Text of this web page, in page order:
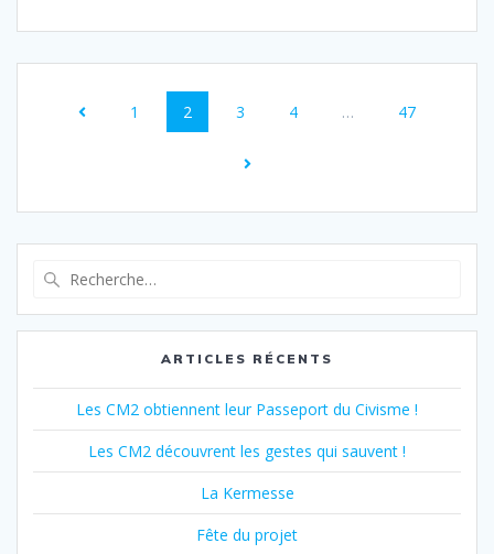
Navigation
des
articles
Page
1 Page
2 Page
3 Page
4 … Page
47
:
ARTICLES RÉCENTS
Les CM2 obtiennent leur Passeport du Civisme !
Les CM2 découvrent les gestes qui sauvent !
La Kermesse
Fête du projet